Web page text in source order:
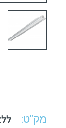
מק"ט: